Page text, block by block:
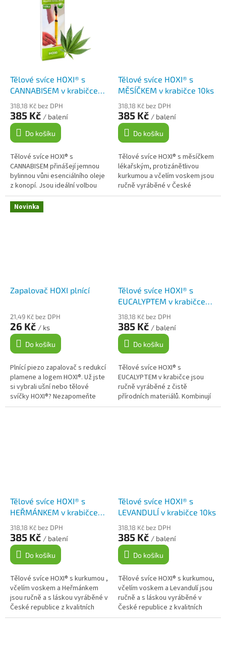
Tělové svíce HOXI® s
CANNABISEM v krabičce
10ks
318,18 Kč bez DPH
385 Kč / balení
Do košíku
Tělové svíce HOXI® s
CANNABISEM přinášejí jemnou
bylinnou vůni esenciálního oleje
z konopí. Jsou ideální volbou
pro ty, kteří preferují svíčky s
esenciálním olejem a hledají...
Tělové svíce HOXI® s
MĚSÍČKEM v krabičce 10ks
318,18 Kč bez DPH
385 Kč / balení
Do košíku
Tělové svíce HOXI® s měsíčkem
lékařským, protizánětlivou
kurkumou a včelím voskem jsou
ručně vyráběné v České
republice s důrazem na kvalitu a
Novinka
Zapalovač HOXI plnící
21,49 Kč bez DPH
26 Kč / ks
Do košíku
Plnící piezo zapalovač s redukcí
plamene a logem HOXI®. Už jste
si vybrali ušní nebo tělové
svíčky HOXI®? Nezapomeňte
přidat do košíku také náš
Tělové svíce HOXI® s
EUCALYPTEM v krabičce
10ks
318,18 Kč bez DPH
385 Kč / balení
Do košíku
Tělové svíce HOXI® s
EUCALYPTEM v krabičce jsou
ručně vyráběné z čistě
přírodních materiálů. Kombinují
včelí vosk, 100% bavlněné
Tělové svíce HOXI® s
HEŘMÁNKEM v krabičce
318,18 Kč bez DPH
385 Kč / balení
Do košíku
Tělové svíce HOXI® s kurkumou ,
včelím voskem a Heřmánkem
jsou ručně a s láskou vyráběné v
České republice z kvalitních
přírodních materiálů v papírové
Tělové svíce HOXI® s
LEVANDULÍ v krabičce 10ks
318,18 Kč bez DPH
385 Kč / balení
Do košíku
Tělové svíce HOXI® s kurkumou,
včelím voskem a Levandulí jsou
ručně a s láskou vyráběné v
České republice z kvalitních
přírodních materiálů v papírové